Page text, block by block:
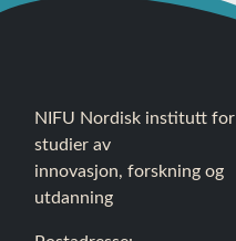
NIFU Nordisk institutt for
studier av
innovasjon, forskning og
utdanning